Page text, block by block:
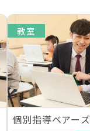
教室
個別指導ベアー